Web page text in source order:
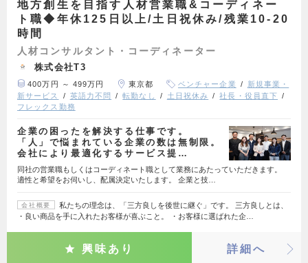
地方創生を目指す人材営業職&コーディネー
ト職◆年休125日以上/土日祝休み/残業10-20
時間
人材コンサルタント・コーディネーター
株式会社T3
400万円 ～ 499万円 東京都 ベンチャー企業
新規事業・
新サービス
英語力不問 転勤なし 土日祝休み
社長・役員直下
フレックス勤務
企業の困ったを解決する仕事です。
「人」で悩まれている企業の数は無制限。
会社により最適化するサービス提…
同社の営業職もしくはコーディネート職として業務にあたっていただきます。
適性と希望をお伺いし、配属決定いたします。 企業と技…
会社概要
私たちの理念は、「三方良しを後世に継ぐ」です。 三方良しとは、
・良い商品を手に入れたお客様が喜ぶこと。 ・お客様に選ばれた企…
興味あり 詳細へ